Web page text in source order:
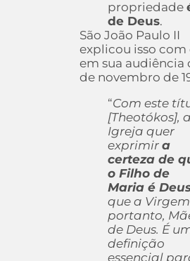
propriedade
de Deus.
São João Paulo II
explicou isso com
em sua audiência
de novembro de
“Com este
[Theotókos], a
Igreja quer
exprimir a
certeza de
o Filho de
Maria é
que a Virgem
portanto,
de Deus. É
definição
essencial